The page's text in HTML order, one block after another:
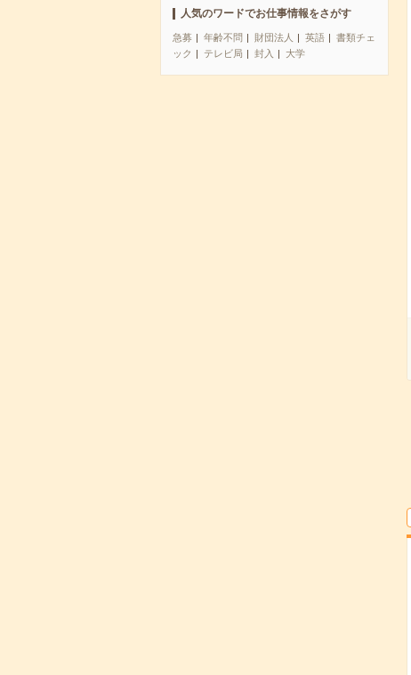
人気のワードでお仕事情報をさがす
急募 年齢不問 財団法人 英語
書類チェ
ック
テレビ局 封入 大学